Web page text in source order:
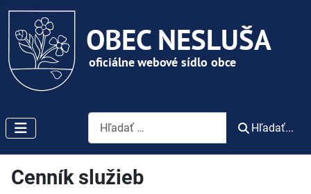
Vyhľadávanie
Hľadať...
Cenník služieb